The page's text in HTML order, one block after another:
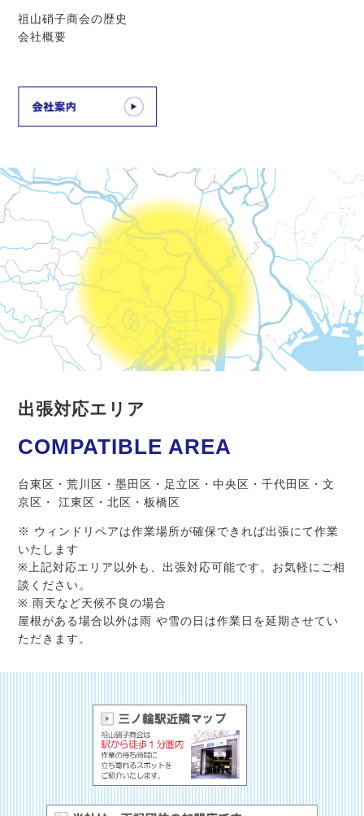
祖山硝子商会の歴史
会社概要
出張対応エリア
COMPATIBLE AREA
台東区・荒川区・墨田区・足立区・中央区・千代田区・文
京区・ 江東区・北区・板橋区
※ ウィンドリペアは作業場所が確保できれば出張にて作業
いたします
※上記対応エリア以外も、出張対応可能です。お気軽にご相
談ください。
※ 雨天など天候不良の場合
屋根がある場合以外は雨 や雪の日は作業日を延期させてい
ただきます。